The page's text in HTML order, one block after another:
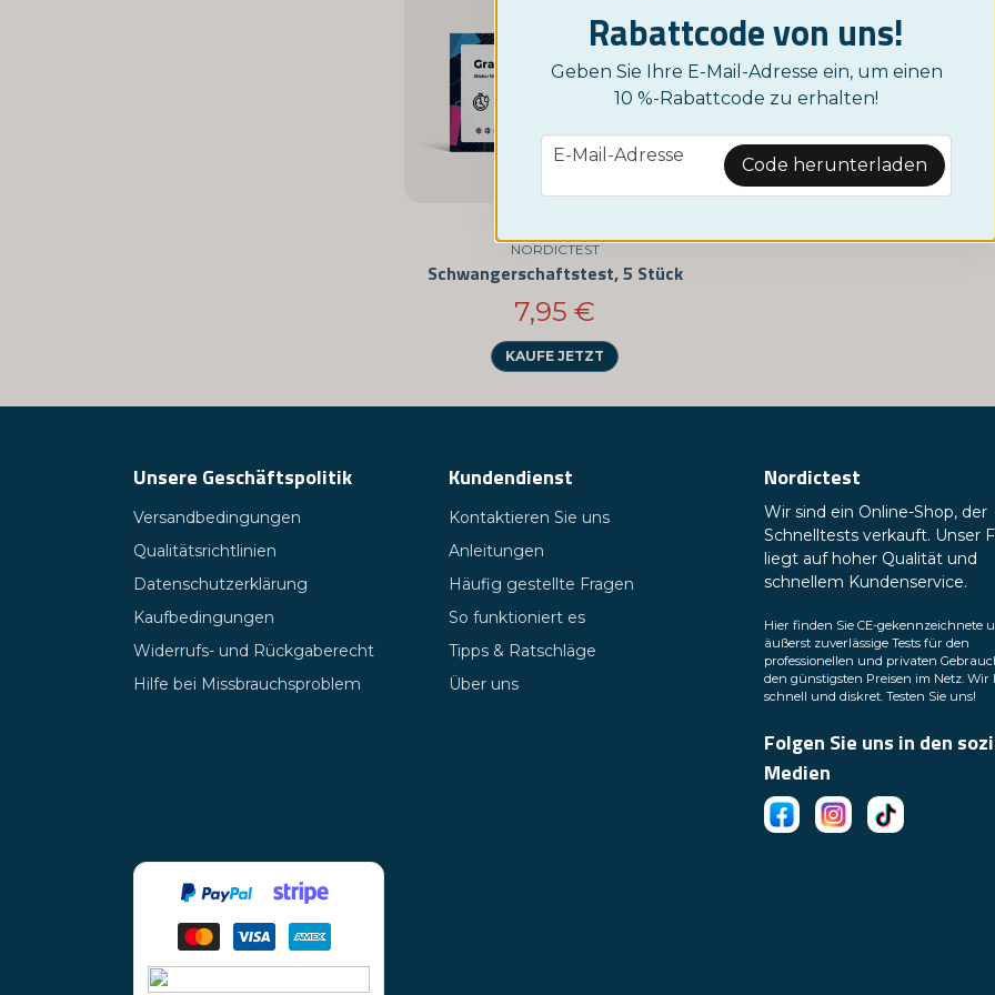
NORDICTEST
Schwangerschaftstest, 5 Stück
7,95 €
KAUFE JETZT
Rabattcode von uns!
Geben Sie Ihre E-Mail-Adresse ein, um einen
10 %-Rabattcode zu erhalten!
email
E-Mail-Adresse Code herunterladen
Unsere Geschäftspolitik
Versandbedingungen
Qualitätsrichtlinien
Datenschutzerklärung
Kaufbedingungen
Widerrufs- und Rückgaberecht
Hilfe bei Missbrauchsproblem
Kundendienst
Kontaktieren Sie uns
Anleitungen
Häufig gestellte Fragen
So funktioniert es
Tipps & Ratschläge
Über uns
Nordictest
Wir sind ein Online-Shop, der
Schnelltests verkauft. Unser
liegt auf hoher Qualität und
schnellem Kundenservice.
Hier finden Sie CE-gekennzeichnete
äußerst zuverlässige Tests für den
professionellen und privaten
den günstigsten Preisen im Netz. Wir
schnell und diskret. Testen Sie uns!
Folgen Sie uns in den
Medien